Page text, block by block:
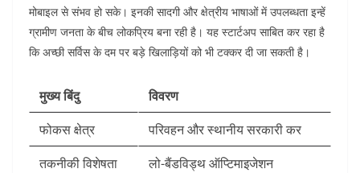
मोबाइल से संभव हो सके। इनकी सादगी और क्षेत्रीय भाषाओं में उपलब्धता इन्हें
ग्रामीण जनता के बीच लोकप्रिय बना रही है। यह स्टार्टअप साबित कर रहा है
कि अच्छी सर्विस के दम पर बड़े खिलाड़ियों को भी टक्कर दी जा सकती है।
मुख्य बिंदु
विवरण
फोकस क्षेत्र
परिवहन और स्थानीय सरकारी कर
तकनीकी विशेषता
लो-बैंडविड्थ ऑप्टिमाइजेशन